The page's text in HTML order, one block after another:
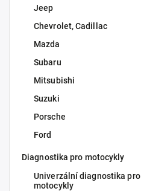
Jeep
Chevrolet, Cadillac
Mazda
Subaru
Mitsubishi
Suzuki
Porsche
Ford
Diagnostika pro motocykly
Univerzální diagnostika pro
motocykly